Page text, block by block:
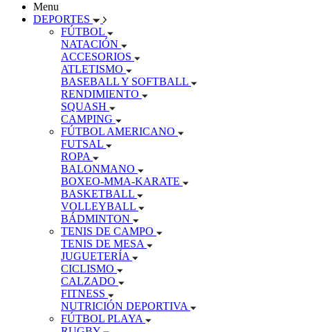
Menu
DEPORTES
FÚTBOL
NATACIÓN
ACCESORIOS
ATLETISMO
BASEBALL Y SOFTBALL
RENDIMIENTO
SQUASH
CAMPING
FÚTBOL AMERICANO
FUTSAL
ROPA
BALONMANO
BOXEO-MMA-KARATE
BASKETBALL
VOLLEYBALL
BÁDMINTON
TENIS DE CAMPO
TENIS DE MESA
JUGUETERÍA
CICLISMO
CALZADO
FITNESS
NUTRICIÓN DEPORTIVA
FÚTBOL PLAYA